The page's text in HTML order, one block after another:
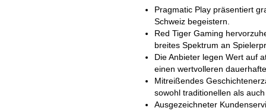
Pragmatic Play präsentiert
Schweiz begeistern.
Red Tiger Gaming
breites Spektrum an
Die Anbieter legen Wert auf
einen wertvolleren
Mitreißendes
sowohl traditionellen als
Ausgezeichneter